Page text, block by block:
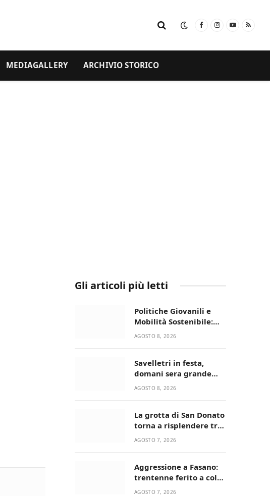
FacebookInstagram
YouTube
RSS
MEDIAGALLERY ARCHIVIO STORICO
Gli articoli più letti
Politiche Giovanili e
Mobilità Sostenibile:
premiati gli studenti
AGOSTO 8, 2026
Savelletri in festa,
domani sera grande
spettacolo con Uccio De
AGOSTO 8, 2026
La grotta di San Donato
torna a risplendere tra
fede, natura e
AGOSTO 7, 2026
Aggressione a Fasano:
trentenne ferito a colpi
di pistola in casa
AGOSTO 7, 2026